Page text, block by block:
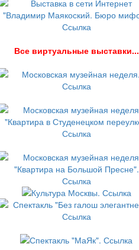
Все виртуальные выставки...